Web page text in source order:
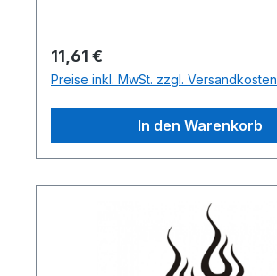
Regulärer Preis:
11,61 €
Preise inkl. MwSt. zzgl. Versandkosten
In den Warenkorb